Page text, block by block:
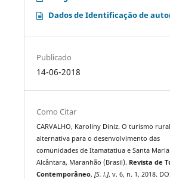
Dados de Identificação de
Publicado
14-06-2018
Como Citar
CARVALHO, Karoliny Diniz. O turismo
alternativa para o desenvolvimento das
comunidades de Itamatatiua e Santa
Alcântara, Maranhão (Brasil). Revista de
Contemporâneo,[S. l.], v. 6, n. 1, 2018.